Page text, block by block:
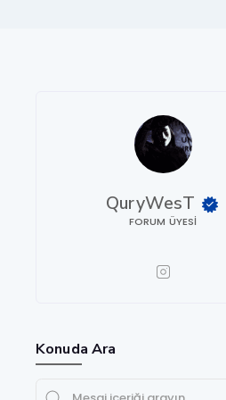
QuryWesT
FORUM ÜYESI
Konuda Ara